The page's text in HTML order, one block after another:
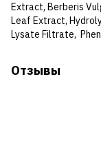
Extract, Berberis
Leaf Extract,
Lysate Filtrate,
Отзывы